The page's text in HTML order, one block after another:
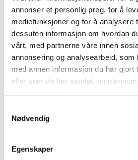
annonser et personlig preg, for å
mediefunksjoner og for å analysere
dessuten informasjon om hvordan
vårt, med partnerne våre innen
annonsering og analysearbeid, som
med annen informasjon du har gjort
eller som de har samlet inn
Nødvendig
Egenskaper
Familievennlig og enkelt å bli
Lær praktiske ferdigheter du
helst
Veiledet av lokalbefolkningen
kunnskap
En unik og minneverdig
Bli inspirert - last ned
Last ned den gratis flipboken